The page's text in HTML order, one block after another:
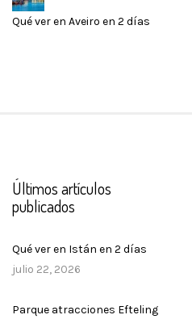
Qué ver en Aveiro en 2 días
Últimos artículos
publicados
Qué ver en Istán en 2 días
julio 22, 2026
Parque atracciones Efteling